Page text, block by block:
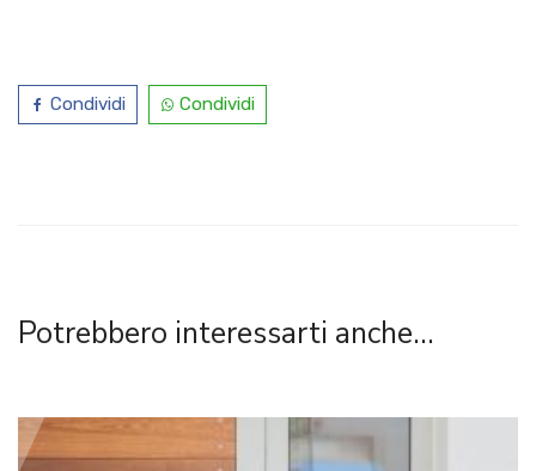
Condividi Condividi
Potrebbero interessarti anche...